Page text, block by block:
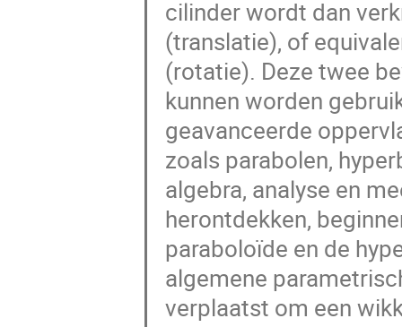
cilinder wordt dan
(translatie), of
(rotatie). Deze twee
kunnen worden
geavanceerde
zoals parabolen,
algebra, analyse en
herontdekken,
paraboloïde en de
algemene
verplaatst om een